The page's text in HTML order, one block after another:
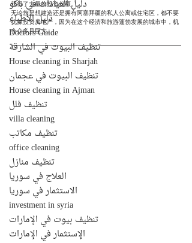
دليل العيادات في باكو
دليل الأطباء
Doctors Guide
تنظيف البيوت في الشارقة
House cleaning in Sharjah
تنظيف البيوت في عجمان
House cleaning in Ajman
تنظيف فلل
villa cleaning
تنظيف مكاتب
office cleaning
تنظيف منازل
العلاج في سوريا
الاستثمار في سوريا
investment in syria
تنظيف بيوت في الإمارات
الإستثمار في الإمارات
获得了大量的投资份额。
无论您是想建造还是拥有阿塞拜疆的私人公寓或住宅区，都不要
犹豫投资房地产，因为在这个经济和旅游蓬勃发展的城市中，机
会众多且巨大。